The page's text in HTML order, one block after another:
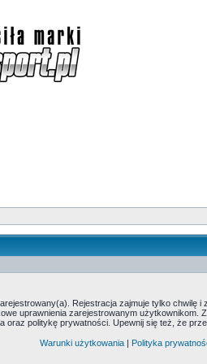
Rejestracja zajmuje tylko chwilę i
uprawnienia zarejestrowanym użytkownikom.
oraz politykę prywatności. Upewnij się też, że
Warunki użytkowania | Polityka